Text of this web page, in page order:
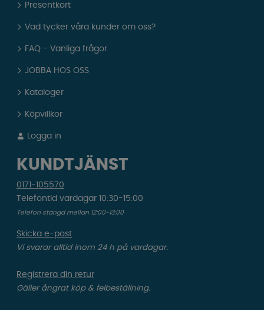
Presentkort
Vad tycker våra kunder om oss?
FAQ - Vanliga frågor
JOBBA HOS OSS
Kataloger
Köpvillkor
Logga in
KUNDTJÄNST
0171-105570
Telefontid vardagar 10:30-15:00
Telefon stängd mellan 12:00-13:00
Skicka e-post
Vi svarar alltid inom 24 h på vardagar.
Registrera din retur
Gäller ångrat köp & felbeställning.